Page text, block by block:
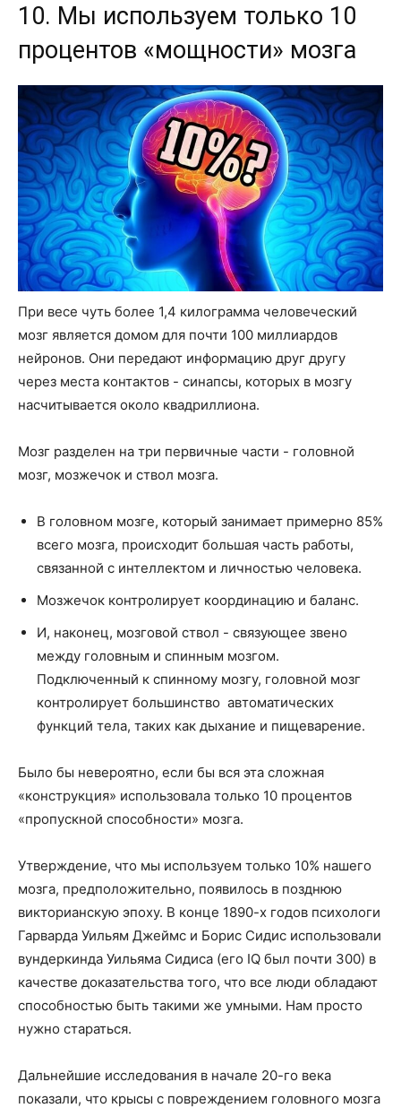
10. Мы используем только 10
процентов «мощности» мозга
При весе чуть более 1,4 килограмма человеческий
мозг является домом для почти 100 миллиардов
нейронов. Они передают информацию друг другу
через места контактов - синапсы, которых в мозгу
насчитывается около квадриллиона.
Мозг разделен на три первичные части - головной
мозг, мозжечок и ствол мозга.
В головном мозге, который занимает примерно 85%
всего мозга, происходит большая часть работы,
связанной с интеллектом и личностью человека.
Мозжечок контролирует координацию и баланс.
И, наконец, мозговой ствол - связующее звено
между головным и спинным мозгом.
Подключенный к спинному мозгу, головной мозг
контролирует большинство автоматических
функций тела, таких как дыхание и пищеварение.
Было бы невероятно, если бы вся эта сложная
«конструкция» использовала только 10 процентов
«пропускной способности» мозга.
Утверждение, что мы используем только 10% нашего
мозга, предположительно, появилось в позднюю
викторианскую эпоху. В конце 1890-х годов психологи
Гарварда Уильям Джеймс и Борис Сидис использовали
вундеркинда Уильяма Сидиса (его IQ был почти 300) в
качестве доказательства того, что все люди обладают
способностью быть такими же умными. Нам просто
нужно стараться.
Дальнейшие исследования в начале 20-го века
показали, что крысы с повреждением головного мозга